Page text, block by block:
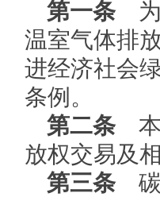
第一条 为
温室气体排
进经济社会
条例。
第二条 本
放权交易及
第三条 碳